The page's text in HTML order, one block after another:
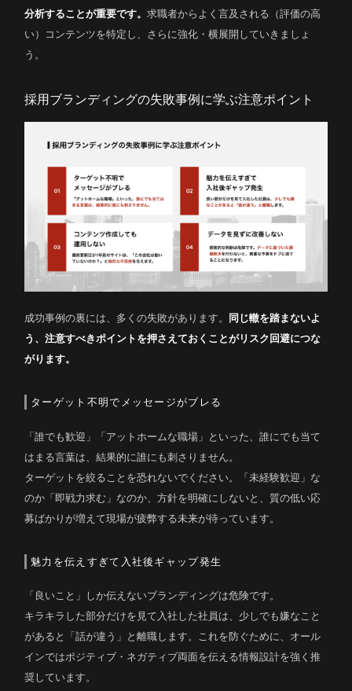
分析することが重要です。求職者からよく言及される（評価の高
い）コンテンツを特定し、さらに強化・横展開していきましょ
う。
採用ブランディングの失敗事例に学ぶ注意ポイント
成功事例の裏には、多くの失敗があります。
同じ轍を踏まないよ
う、注意すべきポイントを押さえておくことがリスク回避につな
がります。
ターゲット不明でメッセージがブレる
「誰でも歓迎」「アットホームな職場」といった、誰にでも当て
はまる言葉は、結果的に誰にも刺さりません。
ターゲットを絞ることを恐れないでください。「未経験歓迎」な
のか「即戦力求む」なのか、方針を明確にしないと、質の低い応
募ばかりが増えて現場が疲弊する未来が待っています。
魅力を伝えすぎて入社後ギャップ発生
「良いこと」しか伝えないブランディングは危険です。
キラキラした部分だけを見て入社した社員は、少しでも嫌なこと
があると「話が違う」と離職します。これを防ぐために、オール
インではポジティブ・ネガティブ両面を伝える情報設計を強く推
奨しています。